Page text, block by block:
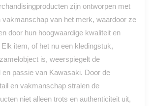
zijn ontworpen met
vakmanschap van het merk, waardoor ze
door hun hoogwaardige kwaliteit en
item, of het nu een kledingstuk,
is, weerspiegelt de
en passie van Kawasaki. Door de
en vakmanschap stralen de
niet alleen trots en authenticiteit uit,